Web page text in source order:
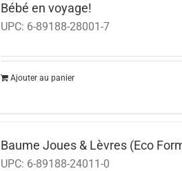
Bébé en voyage!
UPC: 6-89188-28001-7
Ajouter au panier
Baume Joues & Lèvres (Eco
UPC: 6-89188-24011-0